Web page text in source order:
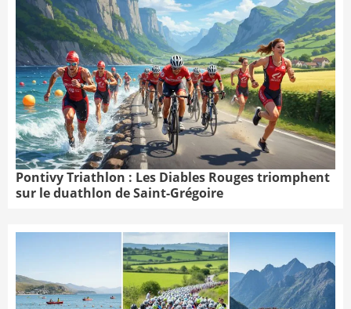
Pontivy Triathlon : Les Diables Rouges triomphent
sur le duathlon de Saint-Grégoire